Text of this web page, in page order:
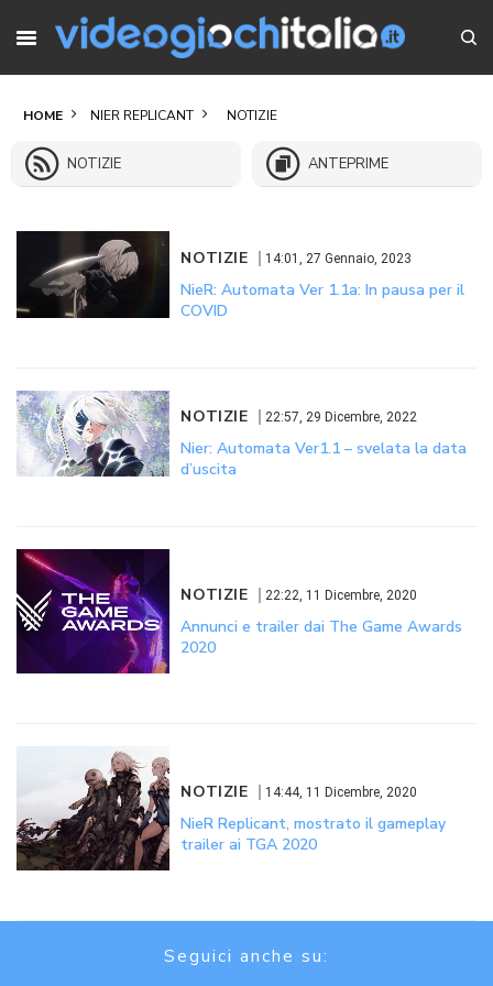
HOME NIER REPLICANT NOTIZIE
NOTIZIE ANTEPRIME
NOTIZIE 14:01, 27 Gennaio, 2023
NieR: Automata Ver 1.1a: In pausa per il
COVID
NOTIZIE 22:57, 29 Dicembre, 2022
Nier: Automata Ver1.1 – svelata la data
d’uscita
NOTIZIE 22:22, 11 Dicembre, 2020
Annunci e trailer dai The Game Awards
2020
NOTIZIE 14:44, 11 Dicembre, 2020
NieR Replicant, mostrato il gameplay
trailer ai TGA 2020
Seguici anche su: